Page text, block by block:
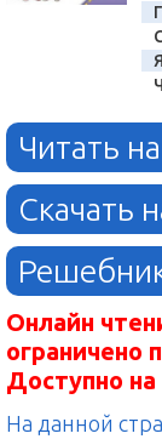
Читать
Скачать
Онлайн
ограничено
Доступно на
На данной